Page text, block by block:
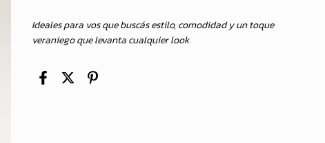
Ideales para vos que buscás estilo, comodidad y un toque
veraniego que levanta cualquier look